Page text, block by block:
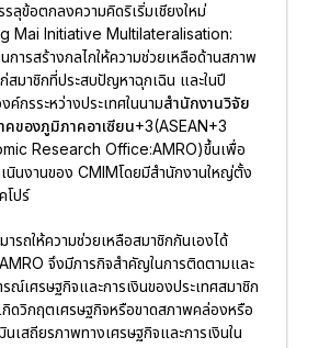
รลุข้อตกลงความคิดริเริ่มเชียงใหม่
Mai Initiative Multilateralisation:
การสร้างกลไกให้ความช่วยเหลือด้านสภาพ
สมาชิกที่ประสบปัญหาฉุกเฉิน และในปี
ค์กรระหว่างประเทศในนามสำนักงานวิจัย
คของภูมิภาคอาเซียน+3(ASEAN+3
Research Office:AMRO)ขึ้นเพื่อ
นินงานของ CMIMโดยมีสำนักงานใหญ่ตั้ง
โปร์
ารถให้ความช่วยเหลือสมาชิกกันเองได้
จึงมีภารกิจสำคัญในการติดตามและ
ณ์เศรษฐกิจและการเงินของประเทศสมาชิก
กิดวิกฤตเศรษฐกิจหรือขาดสภาพคล่องหรือ
นเสถียรภาพทางเศรษฐกิจและการเงินใน